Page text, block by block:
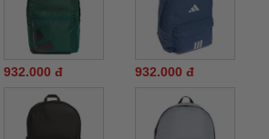
932.000 đ 932.000 đ